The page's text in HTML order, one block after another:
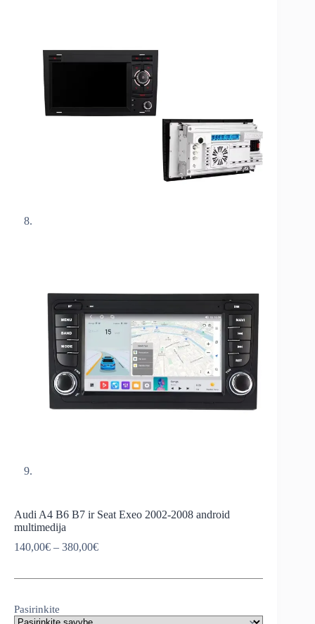
Audi A4 B6 B7 ir Seat Exeo 2002-2008 android
multimedija
140,00€ – 380,00€Price
Pasirinkite